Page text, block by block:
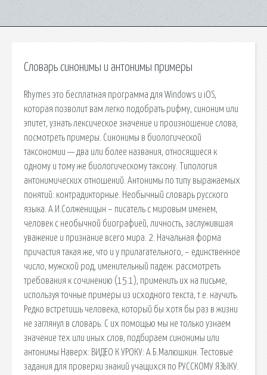
Словарь синонимы и антонимы примеры
Rhymes это бесплатная программа для Windows и iOS,
которая позволит вам легко подобрать рифму, синоним или
эпитет, узнать лексическое значение и произношение слова,
посмотреть примеры. Синонимы в биологической
таксономии — два или более названия, относящиеся к
одному и тому же биологическому таксону. Типология
антонимических отношений. Антонимы по типу выражаемых
понятий: контрадикторные. Необычный словарь русского
языка. А.И.Солженицын – писатель с мировым именем,
человек с необычной биографией, личность, заслужившая
уважение и признание всего мира. 2. Начальная форма
причастия такая же, что и у прилагательного, – единственное
число, мужской род, именительный падеж. рассмотреть
требования к сочинению (15.1), применить их на письме,
используя точные примеры из исходного текста, т.е. научить.
Редко встретишь человека, который бы хотя бы раз в жизни
не заглянул в словарь. С их помощью мы не только узнаем
значение тех или иных слов, подбираем синонимы или
антонимы Наверх: ВИДЕО К УРОКУ: А.Б.Малюшкин. Тестовые
задания для проверки знаний учащихся по РУССКОМУ ЯЗЫКУ.